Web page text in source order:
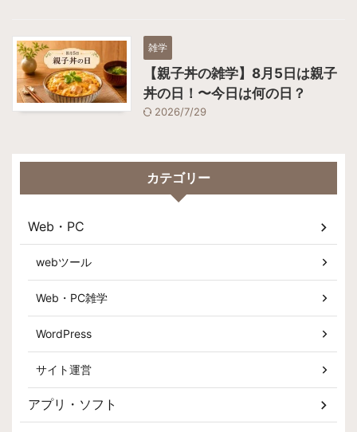
雑学
【親子丼の雑学】8月5日は親子
丼の日！〜今日は何の日？
2026/7/29
カテゴリー
Web・PC
webツール
Web・PC雑学
WordPress
サイト運営
アプリ・ソフト